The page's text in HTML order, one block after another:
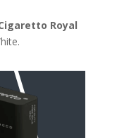
Royal